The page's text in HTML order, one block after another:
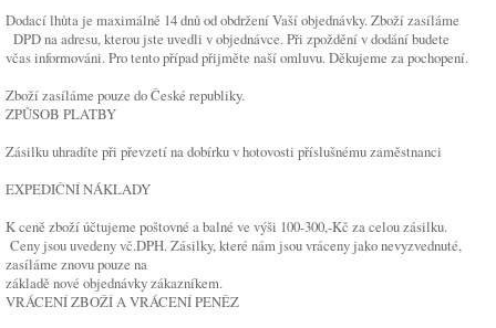
Dodací lhůta je maximálně 14 dnů od obdržení Vaší objednávky. Zboží zasíláme
DPD na adresu, kterou jste uvedli v objednávce. Při zpoždění v dodání budete
včas informováni. Pro tento případ přijměte naší omluvu. Děkujeme za pochopení.
Zboží zasíláme pouze do České republiky.
ZPŮSOB PLATBY
Zásilku uhradíte při převzetí na dobírku v hotovosti příslušnému zaměstnanci
EXPEDIČNÍ NÁKLADY
K ceně zboží účtujeme poštovné a balné ve výši 100-300,-Kč za celou zásilku.
Ceny jsou uvedeny vč.DPH. Zásilky, které nám jsou vráceny jako nevyzvednuté,
zasíláme znovu pouze na
základě nové objednávky zákazníkem.
VRÁCENÍ ZBOŽÍ A VRÁCENÍ PENĚZ